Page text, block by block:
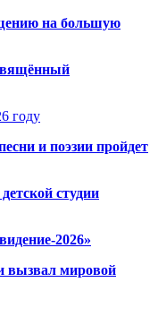
на большую
году
и поэзии пройдет
студии
2026»
вызвал мировой